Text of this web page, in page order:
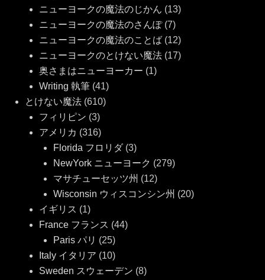
ニューヨークの魔法のじかん (13)
ニューヨークの魔法のさんぽ(7)
ニューヨークの魔法のことば(12)
ニューヨークのとけない魔法(17)
奥さまはニューヨーカー (1)
Writing 執筆(41)
とけない魔法(610)
フィリピン (3)
アメリカ (316)
Florida フロリダ(3)
NewYork ニューヨーク (279)
マサチューセッツ州 (12)
Wisconsin ウィスコンシン州 (20)
イギリス (1)
France フランス (44)
Paris パリ (25)
Italy イタリア (10)
Sweden スウェーデン (8)